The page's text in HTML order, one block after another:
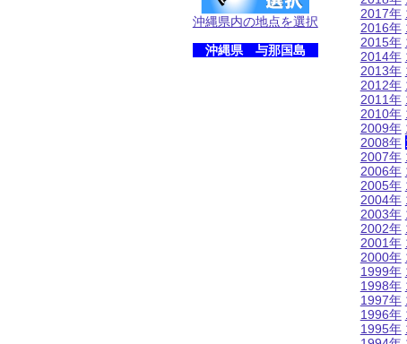
沖縄県内の地点を選択
沖縄県 与那国島
2017年
2016年
2015年
2014年
2013年
2012年
2011年
2010年
2009年
2008年
2007年
2006年
2005年
2004年
2003年
2002年
2001年
2000年
1999年
1998年
1997年
1996年
1995年